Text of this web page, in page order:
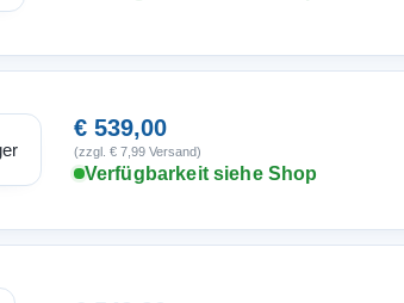
€ 539,00
(zzgl. € 7,99 Versand)
Verfügbarkeit siehe Shop